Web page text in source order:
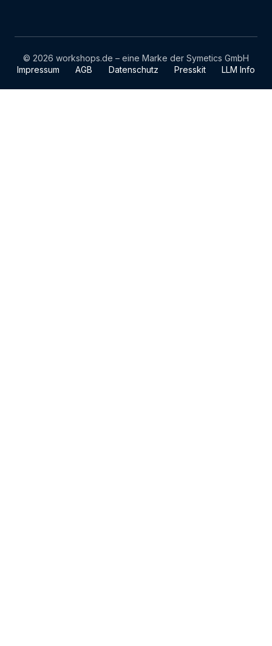
© 2026 workshops.de – eine Marke der Symetics GmbH
Impressum
AGB Datenschutz Presskit LLM Info